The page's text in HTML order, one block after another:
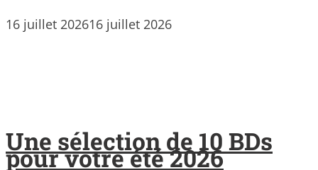
16 juillet 202616 juillet 2026
Une sélection de 10 BDs
pour votre été 2026